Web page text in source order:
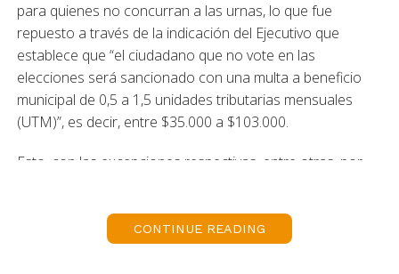
para quienes no concurran a las urnas, lo que fue
repuesto a través de la indicación del Ejecutivo que
establece que “el ciudadano que no vote en las
elecciones será sancionado con una multa a beneficio
municipal de 0,5 a 1,5 unidades tributarias mensuales
(UTM)”, es decir, entre $35.000 a $103.000.
Esto, con las excepciones respectivas, entre otras, por
caso de ciudadanos con discapacidad que cuenten con
CONTINUE READING